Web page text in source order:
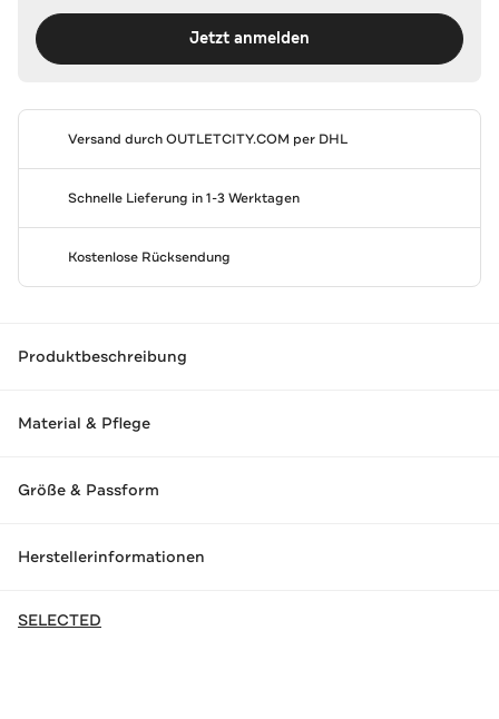
Jetzt anmelden
Versand durchOUTLETCITY.COM per DHL
Schnelle Lieferung in 1-3 Werktagen
Kostenlose Rücksendung
Produktbeschreibung
Material & Pflege
Größe & Passform
Herstellerinformationen
SELECTED